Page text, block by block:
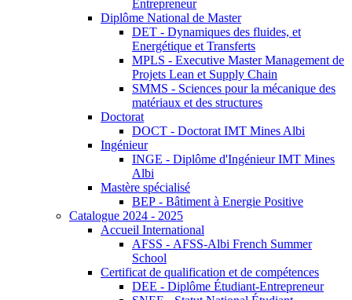
Entrepreneur
Diplôme National de Master
DET - Dynamiques des fluides, et
Energétique et Transferts
MPLS - Executive Master Management de
Projets Lean et Supply Chain
SMMS - Sciences pour la mécanique des
matériaux et des structures
Doctorat
DOCT - Doctorat IMT Mines Albi
Ingénieur
INGE - Diplôme d'Ingénieur IMT Mines
Albi
Mastère spécialisé
BEP - Bâtiment à Energie Positive
Catalogue 2024 - 2025
Accueil International
AFSS - AFSS-Albi French Summer
School
Certificat de qualification et de compétences
DEE - Diplôme Étudiant-Entrepreneur